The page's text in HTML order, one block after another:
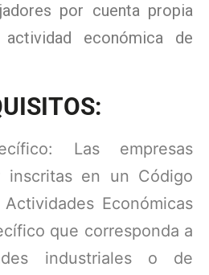
por cuenta propia
económica de
Las empresas
inscritas en un Código
Económicas
que corresponda a
industriales o de